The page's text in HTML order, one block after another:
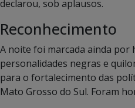
declarou, sob aplausos.
Reconhecimento
A noite foi marcada ainda por
personalidades negras e
para o fortalecimento das
Mato Grosso do Sul. Foram